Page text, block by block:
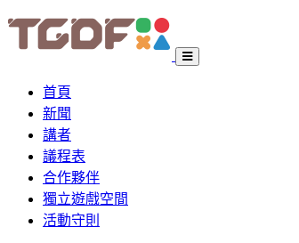
首頁
新聞
講者
議程表
合作夥伴
獨立遊戲空間
活動守則